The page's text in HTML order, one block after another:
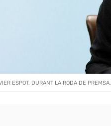
ESPOT, DURANT LA RODA DE PREMSA.